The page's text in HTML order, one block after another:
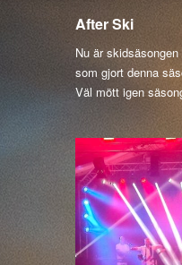
After Ski
Nu är
som gjort denna
Väl mött igen